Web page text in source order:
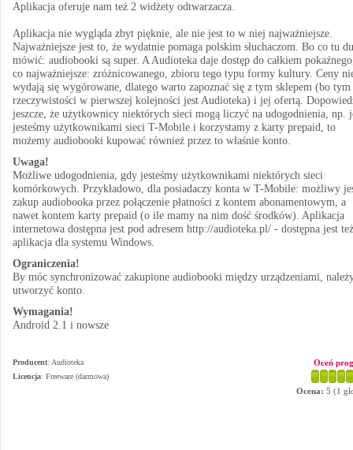
Aplikacja oferuje nam też 2 widżety odtwarzacza.
Aplikacja nie wygląda zbyt pięknie, ale nie jest to w niej najważniejsze.
Najważniejsze jest to, że wydatnie pomaga polskim słuchaczom. Bo co tu
mówić: audiobooki są super. A Audioteka daje dostęp do całkiem
co najważniejsze: zróżnicowanego, zbioru tego typu formy kultury. Ceny
wydają się wygórowane, dlatego warto zapoznać się z tym sklepem (bo
rzeczywistości w pierwszej kolejności jest Audioteka) i jej ofertą.
jeszcze, że użytkownicy niektórych sieci mogą liczyć na udogodnienia, np.
jesteśmy użytkownikami sieci T-Mobile i korzystamy z karty prepaid, to
możemy audiobooki kupować również przez to właśnie konto.
Uwaga!
Możliwe udogodnienia, gdy jesteśmy użytkownikami niektórych sieci
komórkowych. Przykładowo, dla posiadaczy konta w T-Mobile: możliwy
zakup audiobooka przez połączenie płatności z kontem abonamentowym, a
nawet kontem karty prepaid (o ile mamy na nim dość środków). Aplikacja
internetowa dostępna jest pod adresem http://audioteka.pl/ - dostępna jest też
aplikacja dla systemu Windows.
Ograniczenia!
By móc synchronizować zakupione audiobooki między urządzeniami,
utworzyć konto.
Wymagania!
Android 2.1 i nowsze
Producent: Audioteka
Licencja: Freeware (darmowa)
Oceń
Ocena: 5 (1